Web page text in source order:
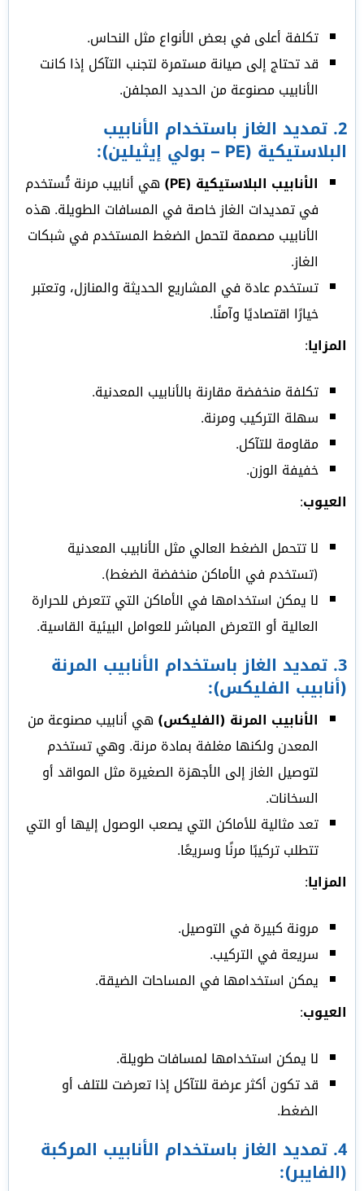
تكلفة أعلى في بعض الأنواع مثل النحاس.
قد تحتاج إلى صيانة مستمرة لتجنب التآكل إذا كانت
الأنابيب مصنوعة من الحديد المجلفن.
2. تمديد الغاز باستخدام الأنابيب
البلاستيكية (PE – بولي إيثيلين):
الأنابيب البلاستيكية (PE)
هي أنابيب مرنة تُستخدم
في تمديدات الغاز خاصة في المسافات الطويلة. هذه
الأنابيب مصممة لتحمل الضغط المستخدم في شبكات
الغاز.
تستخدم عادة في المشاريع الحديثة والمنازل، وتعتبر
خيارًا اقتصاديًا وآمنًا.
المزايا:
تكلفة منخفضة مقارنة بالأنابيب المعدنية.
سهلة التركيب ومرنة.
مقاومة للتآكل.
خفيفة الوزن.
العيوب:
لا تتحمل الضغط العالي مثل الأنابيب المعدنية
(تستخدم في الأماكن منخفضة الضغط).
لا يمكن استخدامها في الأماكن التي تتعرض للحرارة
العالية أو التعرض المباشر للعوامل البيئية القاسية.
3. تمديد الغاز باستخدام الأنابيب المرنة
(أنابيب الفليكس):
الأنابيب المرنة (الفليكس) هي أنابيب مصنوعة من
المعدن ولكنها مغلفة بمادة مرنة. وهي تستخدم
لتوصيل الغاز إلى الأجهزة الصغيرة مثل المواقد أو
السخانات.
تعد مثالية للأماكن التي يصعب الوصول إليها أو التي
تتطلب تركيبًا مرنًا وسريعًا.
المزايا:
مرونة كبيرة في التوصيل.
سريعة في التركيب.
يمكن استخدامها في المساحات الضيقة.
العيوب:
لا يمكن استخدامها لمسافات طويلة.
قد تكون أكثر عرضة للتآكل إذا تعرضت للتلف أو
الضغط.
4. تمديد الغاز باستخدام الأنابيب المركبة
(الفايبر):